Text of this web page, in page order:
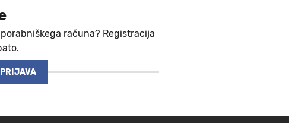
računa? Registracija